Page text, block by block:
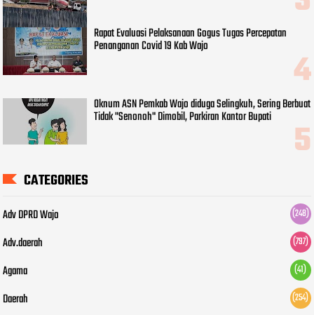
Rapat Evaluasi Pelaksanaan Gogus Tugas Percepatan
Penanganan Covid 19 Kab Wajo
Oknum ASN Pemkab Wajo diduga Selingkuh, Sering Berbuat
Tidak "Senonoh" Dimobil, Parkiran Kantor Bupati
CATEGORIES
Adv DPRD Wajo (248)
Adv.daerah (797)
Agama (41)
Daerah (254)